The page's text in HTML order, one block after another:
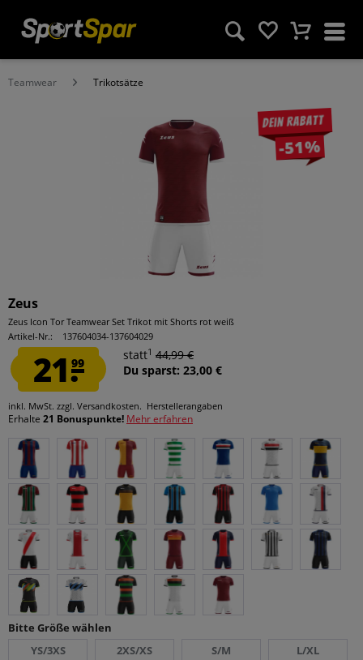
Teamwear Trikotsätze
Dein Rabatt
-51%
Zeus
Zeus Icon Tor Teamwear Set Trikot mit Shorts rot weiß
Artikel-Nr.:
137604034-137604029
21.99
statt1 44,99 €
Du sparst: 23,00 €
inkl. MwSt. zzgl. Versandkosten. Herstellerangaben
Erhalte 21 Bonuspunkte! Mehr erfahren
Bitte Größe wählen
YS/3XS
2XS/XS S/M L/XL